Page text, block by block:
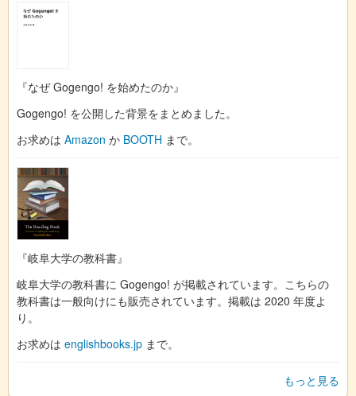
『なぜ Gogengo! を始めたのか』
Gogengo! を公開した背景をまとめました。
お求めは Amazon か BOOTH まで。
『岐阜大学の教科書』
岐阜大学の教科書に Gogengo! が掲載されています。こちらの
教科書は一般向けにも販売されています。掲載は 2020 年度よ
り。
お求めは englishbooks.jp まで。
もっと見る